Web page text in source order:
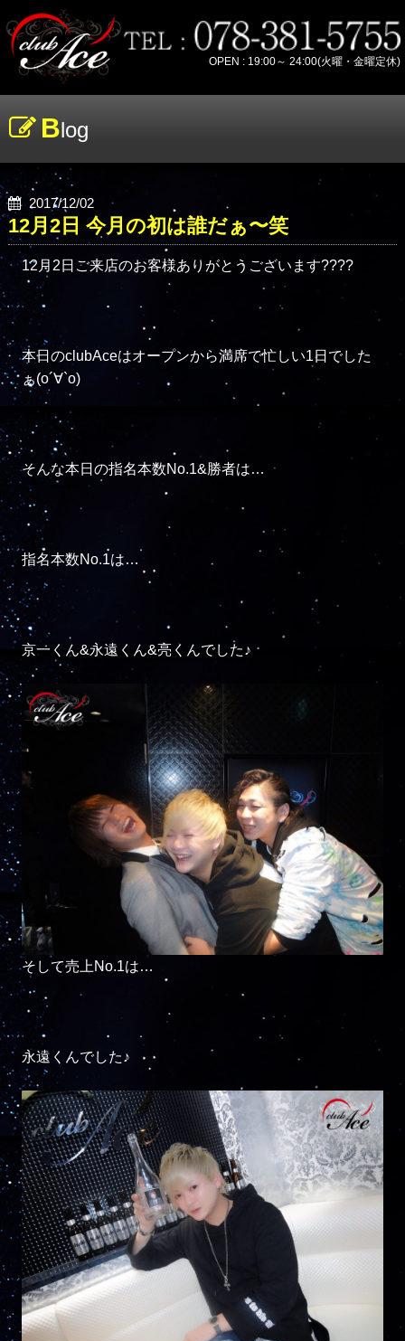
OPEN : 19:00～ 24:00(火曜・金曜定休)
Blog
2017/12/02
12月2日 今月の初は誰だぁ〜笑
12月2日ご来店のお客様ありがとうございます????
本日のclubAceはオープンから満席で忙しい1日でした
ぁ(о´∀`о)
そんな本日の指名本数No.1&勝者は…
指名本数No.1は…
京一くん&永遠くん&亮くんでした♪
そして売上No.1は…
永遠くんでした♪